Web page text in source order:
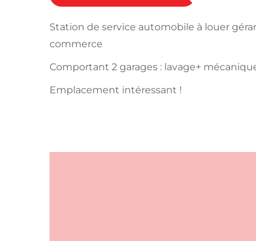
Station de service automobile à louer
commerce
Comportant 2 garages : lavage+
Emplacement intéressant !